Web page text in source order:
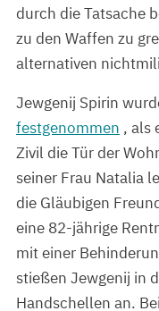
durch die Tatsache
zu den Waffen zu
alternativen
Jewgenij Spirin
festgenommen , als
Zivil die Tür der
seiner Frau Natalia
die Gläubigen
eine 82-jährige
mit einer
stießen Jewgenij in
Handschellen an.